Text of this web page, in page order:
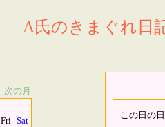
A氏のきまぐれ日
次の月
Fri Sat
この日の